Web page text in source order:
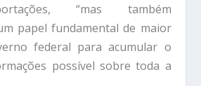
“mas também
papel fundamental de maior
federal para acumular o
possível sobre toda a